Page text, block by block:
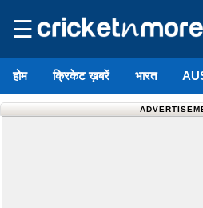
☰
होम क्रिकेट ख़बरें भारत